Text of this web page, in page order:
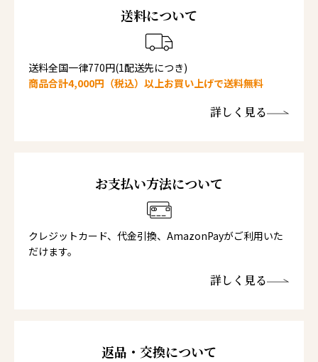
送料について
送料全国一律770円(1配送先につき)
商品合計4,000円（税込）以上お買い上げで送料無料
詳しく見る
お支払い方法について
クレジットカード、代金引換、AmazonPayがご利用いた
だけます。
詳しく見る
返品・交換について